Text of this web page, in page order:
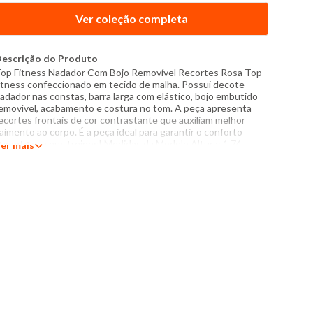
Ver coleção completa
do Produto
Fitness Nadador Com Bojo Removível Recortes Rosa Top
confeccionado em tecido de malha. Possui decote
nas constas, barra larga com elástico, bojo embutido
acabamento e costura no tom. A peça apresenta
frontais de cor contrastante que auxiliam melhor
ao corpo. É a peça ideal para garantir o conforto
os seus treinos! Medidas da Modelo Altura: 1,74
mais